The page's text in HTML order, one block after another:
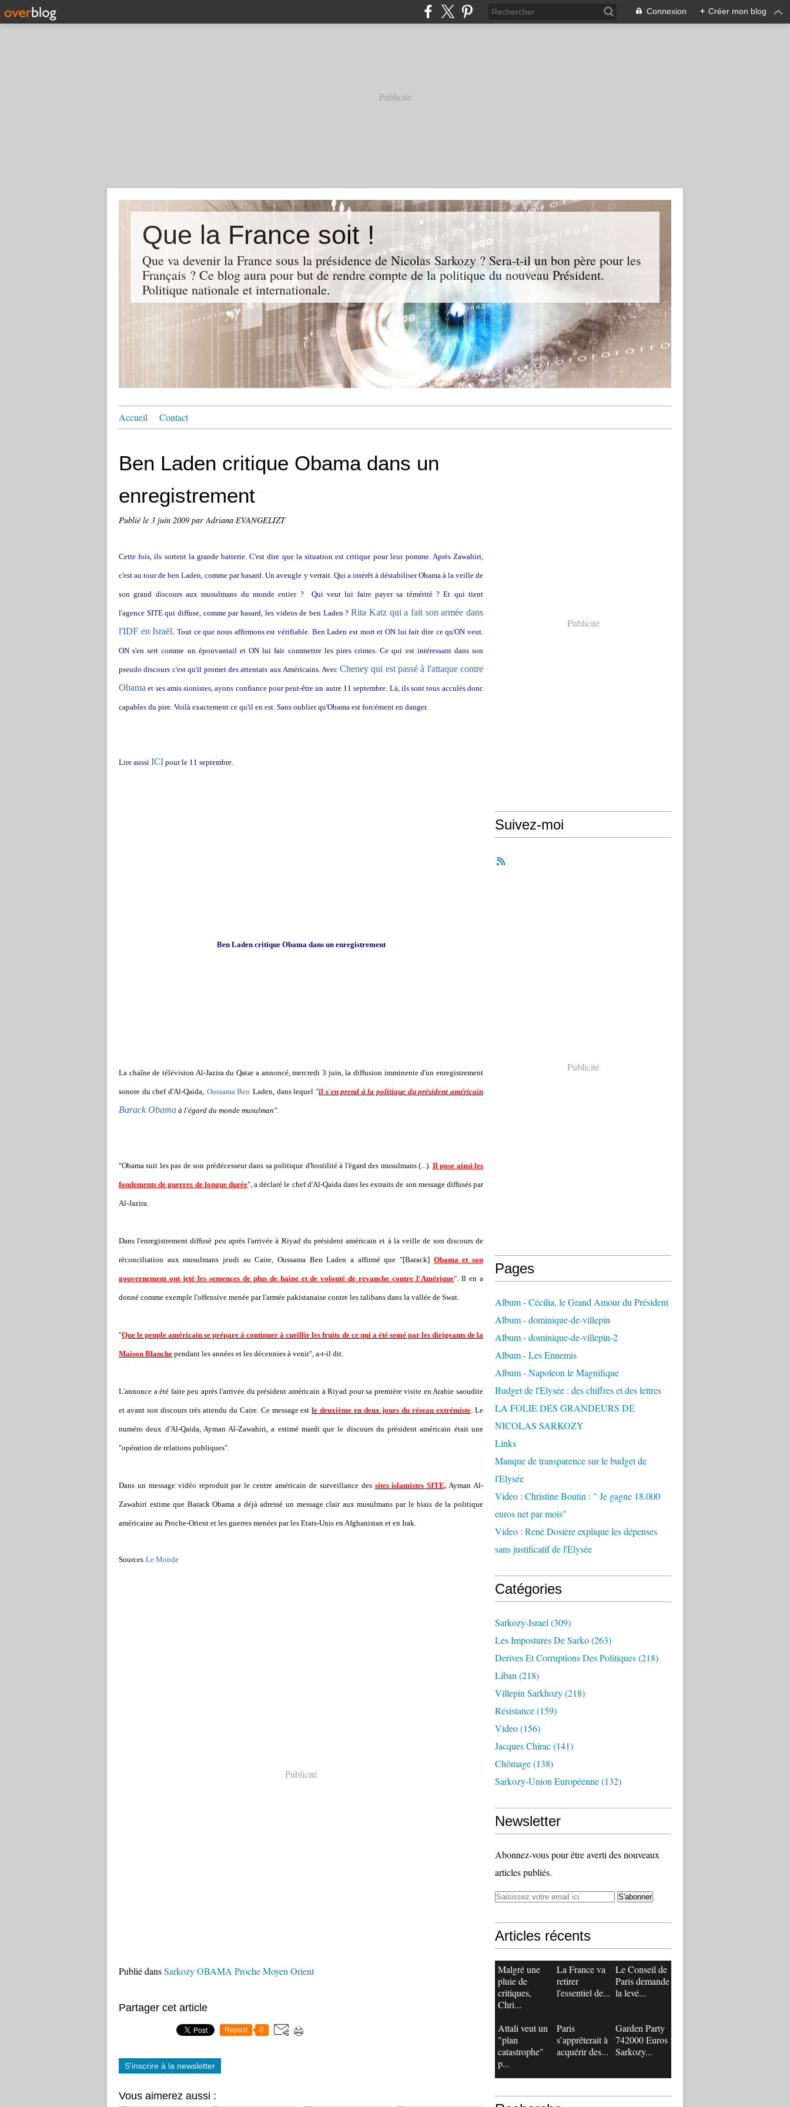
Connexion + Créer mon blog
Publicité
Que la France soit !
Que va devenir la France sous la présidence de Nicolas Sarkozy ? Sera-t-il un bon père pour les
Français ? Ce blog aura pour but de rendre compte de la politique du nouveau Président.
Politique nationale et internationale.
Accueil Contact
Ben Laden critique Obama dans un
enregistrement
Publié le 3 juin 2009 par Adriana EVANGELIZT
Cette fois, ils sortent la grande batterie. C'est dire que la situation est critique pour leur pomme. Après Zawahiri,
c'est au tour de ben Laden, comme par hasard. Un aveugle y verrait. Qui a intérêt à déstabiliser Obama à la veille de
son grand discours aux musulmans du monde entier ? Qui veut lui faire payer sa témérité ? Et qui tient
l'agence SITE qui diffuse, comme par hasard, les videos de ben Laden ?Rita Katz qui a fait son armée dans
l'IDF en Israël. Tout ce que nous affirmons est vérifiable. Ben Laden est mort et ON lui fait dire ce qu'ON veut.
ON s'en sert comme un épouvantail et ON lui fait commettre les pires crimes. Ce qui est intéressant dans son
pseudo discours c'est qu'il promet des attentats aux Américains. Avec Cheney qui est passé à l'attaque contre
Obama et ses amis sionistes, ayons confiance pour peut-être un autre 11 septembre. Là, ils sont tous acculés donc
capables du pire. Voilà exactement ce qu'il en est. Sans oublier qu'Obama est forcément en danger.
Lire aussi ICI pour le 11 septembre.
Ben Laden critique Obama dans un enregistrement
La chaîne de télévision Al-Jazira du Qatar a annoncé, mercredi 3 juin, la diffusion imminente d'un enregistrement
sonore du chef d'Al-Qaida, Oussama Ben Laden, dans lequel "il s'en prend à la politique du président américain
Barack Obama à l'égard du monde musulman".
"Obama suit les pas de son prédécesseur dans sa politique d'hostilité à l'égard des musulmans (...). Il pose ainsi les
fondements de guerres de longue durée", a déclaré le chef d'Al-Qaida dans les extraits de son message diffusés par
Al-Jazira.
Dans l'enregistrement diffusé peu après l'arrivée à Riyad du président américain et à la veille de son discours de
réconciliation aux musulmans jeudi au Caire, Oussama Ben Laden a affirmé que "[Barack] Obama et son
gouvernement ont jeté les semences de plus de haine et de volonté de revanche contre l'Amérique". Il en a
donné comme exemple l'offensive menée par l'armée pakistanaise contre les talibans dans la vallée de Swat.
"Que le peuple américain se prépare à continuer à cueillir les fruits de ce qui a été semé par les dirigeants de la
Maison Blanche pendant les années et les décennies à venir", a-t-il dit.
L'annonce a été faite peu après l'arrivée du président américain à Riyad pour sa première visite en Arabie saoudite
et avant son discours très attendu du Caire. Ce message estle deuxième en deux jours du réseau extrémiste. Le
numéro deux d'Al-Qaida, Ayman Al-Zawahiri, a estimé mardi que le discours du président américain était une
"opération de relations publiques".
Dans un message vidéo reproduit par le centre américain de surveillance des sites islamistes SITE, Ayman Al-
Zawahiri estime que Barack Obama a déjà adressé un message clair aux musulmans par le biais de la politique
américaine au Proche-Orient et les guerres menées par les Etats-Unis en Afghanistan et en Irak.
Sources Le Monde
Publicité
Publié dansSarkozy OBAMA Proche Moyen Orient
Partager cet article
Repost 0
S'inscrire à la newsletter
Vous aimerez aussi :
Publicité
Suivez-moi
Publicité
Pages
Album - Cécilia, le Grand Amour du Président
Album - dominique-de-villepin
Album - dominique-de-villepin-2
Album - Les Ennemis
Album - Napoleon le Magnifique
Budget de l'Elysée : des chiffres et des lettres
LA FOLIE DES GRANDEURS DE
NICOLAS SARKOZY
Links
Manque de transparence sur le budget de
l'Elysée
Video : Christine Boutin : " Je gagne 18.000
euros net par mois"
Video : René Dosière explique les dépenses
sans justificatif de l'Elysée
Catégories
Sarkozy-Israel (309)
Les Impostures De Sarko(263)
Derives Et Corruptions Des Politiques(218)
Liban (218)
Villepin Sarkhozy(218)
Résistance(159)
Video(156)
Jacques Chirac(141)
Chômage(138)
Sarkozy-Union Européenne(132)
Newsletter
Abonnez-vous pour être averti des nouveaux
articles publiés.
Articles récents
Malgré une
pluie de
critiques,
Chri...
La France va
retirer
l'essentiel de...
Le Conseil de
Paris demande
la levé...
Attali veut un
"plan
catastrophe"
p...
Paris
s’apprêterait à
acquérir des...
Garden Party
742000 Euros :
Sarkozy...